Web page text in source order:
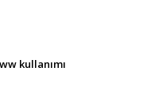
kullanımı